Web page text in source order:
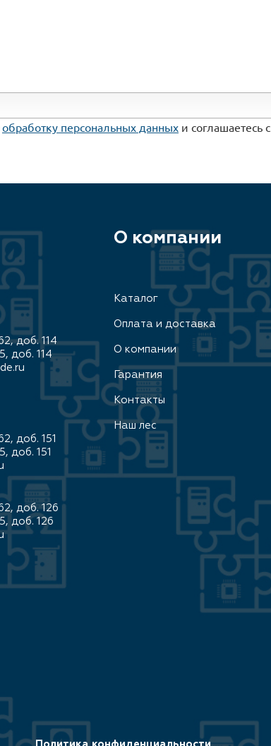
обработку персональных данных и соглашаетесь c
доб. 114
доб. 114
доб. 151
доб. 151
доб. 126
доб. 126
О компании
Каталог
Оплата и доставка
О компании
Гарантия
Контакты
Наш лес